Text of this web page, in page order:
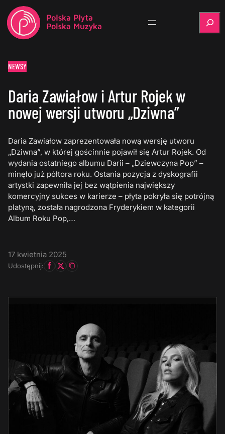
NEWSY
Daria Zawiałow i Artur Rojek w
nowej wersji utworu „Dziwna”
Daria Zawiałow zaprezentowała nową wersję utworu
„Dziwna”, w której gościnnie pojawił się Artur Rojek. Od
wydania ostatniego albumu Darii – „Dziewczyna Pop” –
minęło już półtora roku. Ostania pozycja z dyskografii
artystki zapewniła jej bez wątpienia największy
komercyjny sukces w karierze – płyta pokryła się potrójną
platyną, została nagrodzona Fryderykiem w kategorii
Album Roku Pop,…
17 kwietnia 2025
Udostępnij: